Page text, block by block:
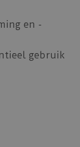
en -
gebruik